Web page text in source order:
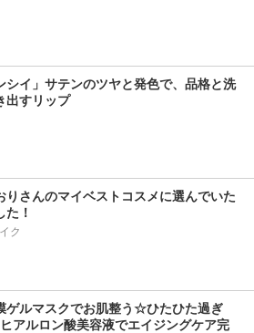
シイ」サテンのツヤと発色で、品格と洗
出すリップ
りさんのマイベストコスメに選んでいた
た！
ク
ゲルマスクでお肌整う☆ひたひた過ぎ
アルロン酸美容液でエイジングケア完